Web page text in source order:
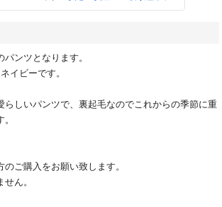
ンツとなります。
イビーです。
らしいパンツで、裏起毛なのでこれからの季節に重
ご購入をお願い致します。
ん。